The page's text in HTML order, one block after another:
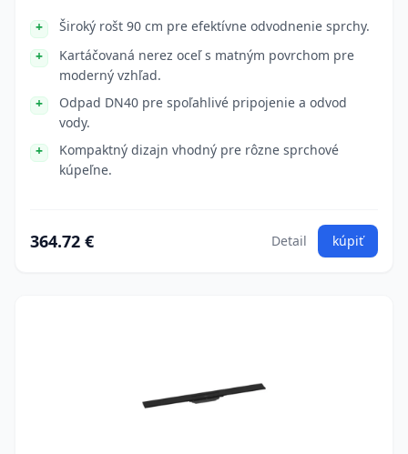
Široký rošt 90 cm pre efektívne odvodnenie sprchy.
Kartáčovaná nerez oceľ s matným povrchom pre
moderný vzhľad.
Odpad DN40 pre spoľahlivé pripojenie a odvod
vody.
Kompaktný dizajn vhodný pre rôzne sprchové
kúpeľne.
364.72 € Detail kúpiť